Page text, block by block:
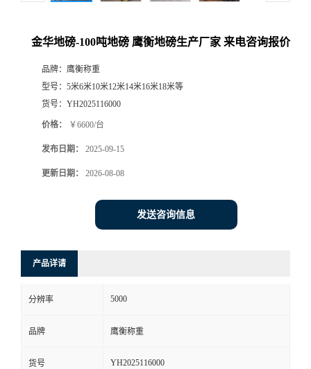
金华地磅-100吨地磅 鹰衡地磅生产厂家 来电咨询报价
品牌： 鹰衡称重
型号： 5米6米10米12米14米16米18米等
货号： YH2025116000
价格： ￥6600/台
发布日期： 2025-09-15
更新日期： 2026-08-08
发送咨询信息
产品详请
分辨率 5000
品牌 鹰衡称重
货号 YH2025116000